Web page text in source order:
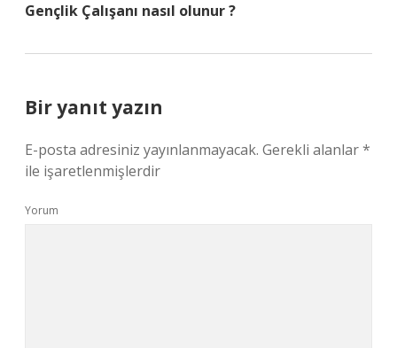
Gençlik Çalışanı nasıl olunur ?
Bir yanıt yazın
E-posta adresiniz yayınlanmayacak. Gerekli alanlar*
ile işaretlenmişlerdir
Yorum